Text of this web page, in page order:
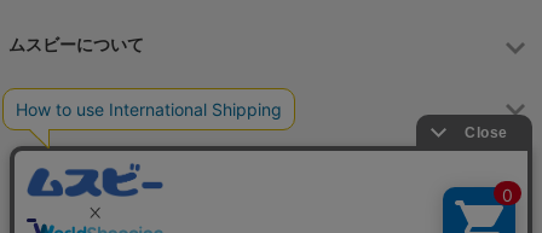
ムスビーについて
運営会社
カスタマーサポート営業時間